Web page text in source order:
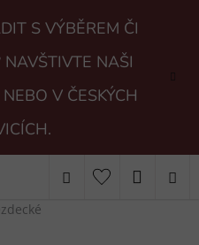
S VÝBĚREM ČI
NAVŠTIVTE NAŠI
V ČESKÝCH
Hledat